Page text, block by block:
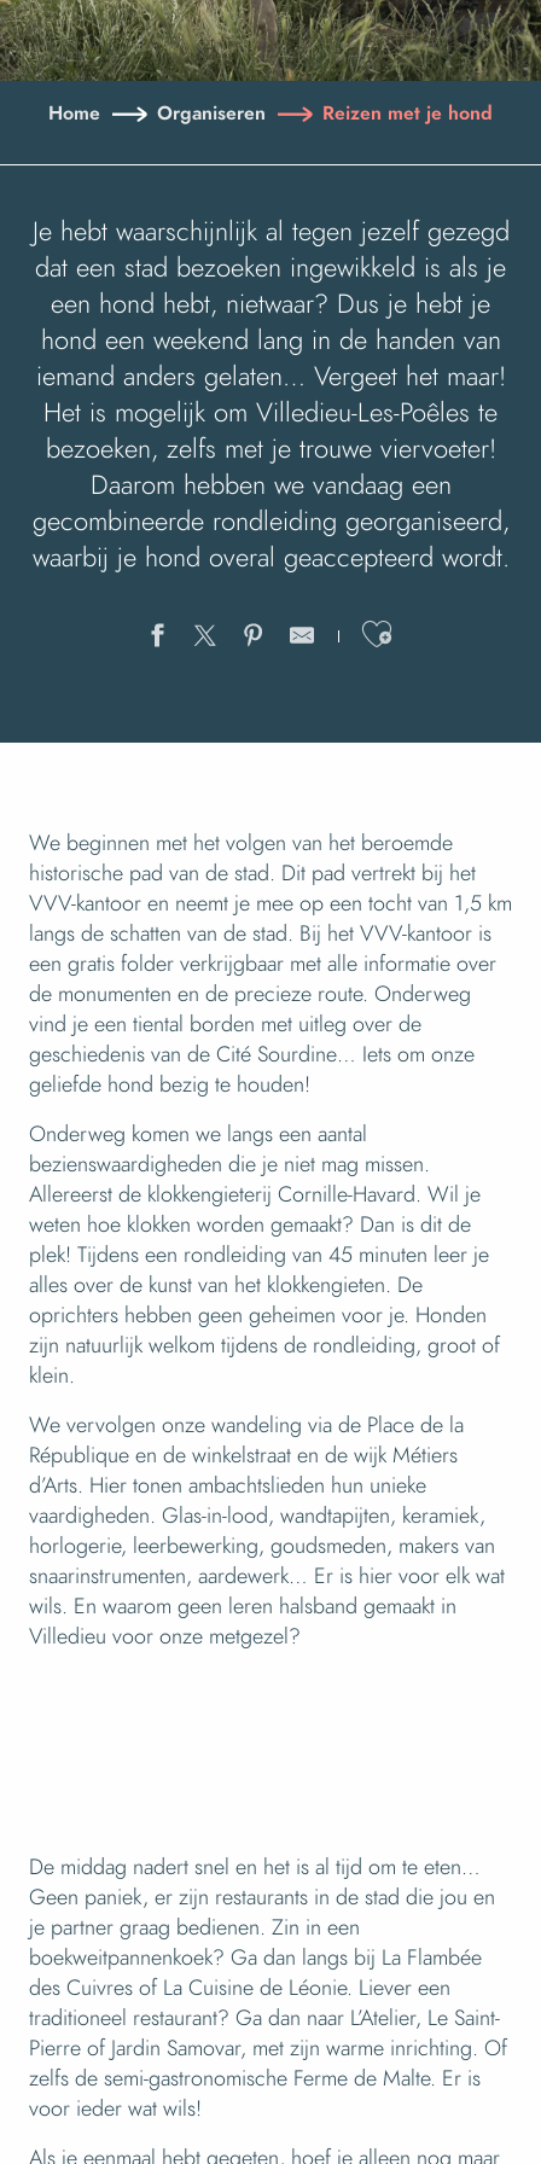
Home Organiseren Reizen met je hond
Je hebt waarschijnlijk al tegen jezelf gezegd
dat een stad bezoeken ingewikkeld is als je
een hond hebt, nietwaar? Dus je hebt je
hond een weekend lang in de handen van
iemand anders gelaten… Vergeet het maar!
Het is mogelijk om Villedieu-Les-Poêles te
bezoeken, zelfs met je trouwe viervoeter!
Daarom hebben we vandaag een
gecombineerde rondleiding georganiseerd,
waarbij je hond overal geaccepteerd wordt.
Ajouter
We beginnen met het volgen van het beroemde
historische pad van de stad. Dit pad vertrekt bij het
VVV-kantoor en neemt je mee op een tocht van 1,5 km
langs de schatten van de stad. Bij het VVV-kantoor is
een gratis folder verkrijgbaar met alle informatie over
de monumenten en de precieze route. Onderweg
vind je een tiental borden met uitleg over de
geschiedenis van de Cité Sourdine… Iets om onze
geliefde hond bezig te houden!
Onderweg komen we langs een aantal
bezienswaardigheden die je niet mag missen.
Allereerst de klokkengieterij Cornille-Havard. Wil je
weten hoe klokken worden gemaakt? Dan is dit de
plek! Tijdens een rondleiding van 45 minuten leer je
alles over de kunst van het klokkengieten. De
oprichters hebben geen geheimen voor je. Honden
zijn natuurlijk welkom tijdens de rondleiding, groot of
klein.
We vervolgen onze wandeling via de Place de la
République en de winkelstraat en de wijk Métiers
d’Arts. Hier tonen ambachtslieden hun unieke
vaardigheden. Glas-in-lood, wandtapijten, keramiek,
horlogerie, leerbewerking, goudsmeden, makers van
snaarinstrumenten, aardewerk… Er is hier voor elk wat
wils. En waarom geen leren halsband gemaakt in
Villedieu voor onze metgezel?
De middag nadert snel en het is al tijd om te eten…
Geen paniek, er zijn restaurants in de stad die jou en
je partner graag bedienen. Zin in een
boekweitpannenkoek? Ga dan langs bij La Flambée
des Cuivres of La Cuisine de Léonie. Liever een
traditioneel restaurant? Ga dan naar L’Atelier, Le Saint-
Pierre of Jardin Samovar, met zijn warme inrichting. Of
zelfs de semi-gastronomische Ferme de Malte. Er is
voor ieder wat wils!
Als je eenmaal hebt gegeten, hoef je alleen nog maar